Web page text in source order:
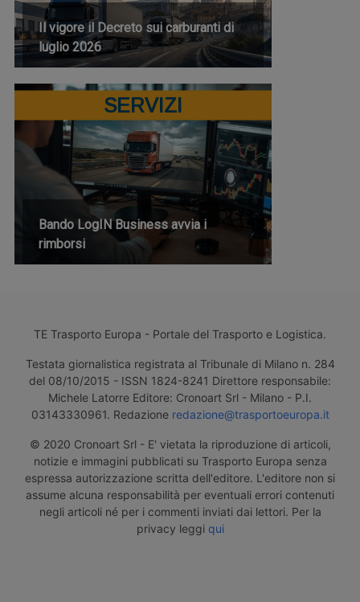
Il vigore il Decreto sui carburanti di
luglio 2026
SERVIZI
Bando LogIN Business avvia i
rimborsi
TE Trasporto Europa - Portale del Trasporto e Logistica.
Testata giornalistica registrata al Tribunale di Milano n. 284
del 08/10/2015 - ISSN 1824-8241 Direttore responsabile:
Michele Latorre Editore: Cronoart Srl - Milano - P.I.
03143330961. Redazione redazione@trasportoeuropa.it
© 2020 Cronoart Srl - E' vietata la riproduzione di articoli,
notizie e immagini pubblicati su Trasporto Europa senza
espressa autorizzazione scritta dell'editore. L'editore non si
assume alcuna responsabilità per eventuali errori contenuti
negli articoli né per i commenti inviati dai lettori. Per la
privacy leggi qui